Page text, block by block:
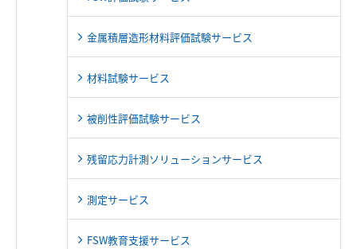
金属積層造形材料評価試験サービス
材料試験サービス
被削性評価試験サービス
残留応力計測ソリューションサービス
測定サービス
FSW教育支援サービス